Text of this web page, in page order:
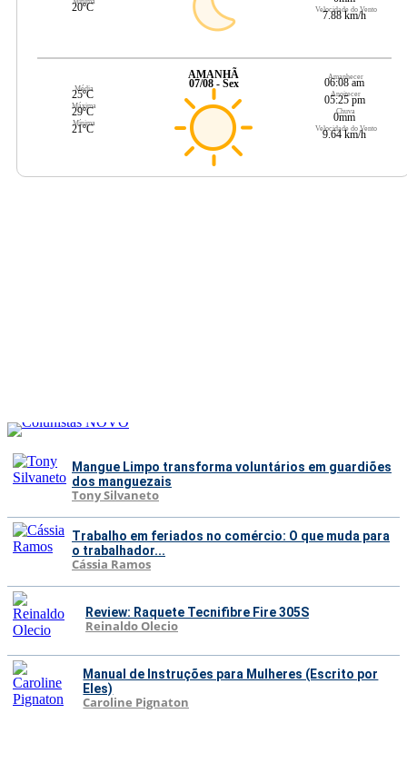
20ºC Velocidade do Vento
7.88 km/h
Média
25ºC
Máxima
29ºC
Mínima
21ºC
AMANHÃ
07/08 - Sex
Amanhecer
06:08 am
Anoitecer
05:25 pm
Chuva
0mm
Velocidade do Vento
9.64 km/h
Mangue Limpo transforma voluntários em guardiões
dos manguezais
Tony Silvaneto
Trabalho em feriados no comércio: O que muda para
o trabalhador...
Cássia Ramos
Review: Raquete Tecnifibre Fire 305S
Reinaldo Olecio
Manual de Instruções para Mulheres (Escrito por
Eles)
Caroline Pignaton